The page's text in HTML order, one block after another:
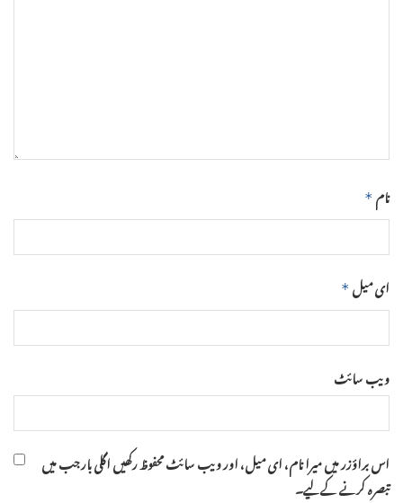
نام *
ای میل *
ویب‌ سائٹ
اس براؤزر میں میرا نام، ای میل، اور ویب سائٹ محفوظ رکھیں اگلی بار جب میں
تبصرہ کرنے کےلیے۔